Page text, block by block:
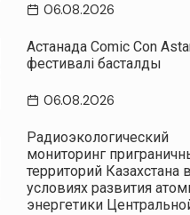
06.08.2026
Астанада Comic Con
фестивалі басталды
06.08.2026
Радиоэкологический
мониторинг
территорий Казахстана в
условиях развития
энергетики